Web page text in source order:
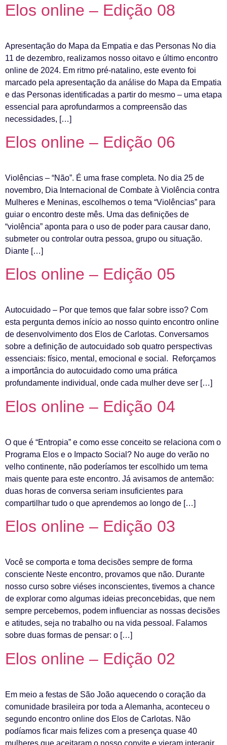
Elos online – Edição 08
Apresentação do Mapa da Empatia e das Personas No dia
11 de dezembro, realizamos nosso oitavo e último encontro
online de 2024. Em ritmo pré-natalino, este evento foi
marcado pela apresentação da análise do Mapa da Empatia
e das Personas identificadas a partir do mesmo – uma etapa
essencial para aprofundarmos a compreensão das
necessidades, […]
Elos online – Edição 06
Violências – “Não”. É uma frase completa. No dia 25 de
novembro, Dia Internacional de Combate à Violência contra
Mulheres e Meninas, escolhemos o tema “Violências” para
guiar o encontro deste mês. Uma das definições de
“violência” aponta para o uso de poder para causar dano,
submeter ou controlar outra pessoa, grupo ou situação.
Diante […]
Elos online – Edição 05
Autocuidado – Por que temos que falar sobre isso? Com
esta pergunta demos início ao nosso quinto encontro online
de desenvolvimento dos Elos de Carlotas. Conversamos
sobre a definição de autocuidado sob quatro perspectivas
essenciais: físico, mental, emocional e social. Reforçamos
a importância do autocuidado como uma prática
profundamente individual, onde cada mulher deve ser […]
Elos online – Edição 04
O que é “Entropia” e como esse conceito se relaciona com o
Programa Elos e o Impacto Social? No auge do verão no
velho continente, não poderíamos ter escolhido um tema
mais quente para este encontro. Já avisamos de antemão:
duas horas de conversa seriam insuficientes para
compartilhar tudo o que aprendemos ao longo de […]
Elos online – Edição 03
Você se comporta e toma decisões sempre de forma
consciente Neste encontro, provamos que não. Durante
nosso curso sobre viéses inconscientes, tivemos a chance
de explorar como algumas ideias preconcebidas, que nem
sempre percebemos, podem influenciar as nossas decisões
e atitudes, seja no trabalho ou na vida pessoal. Falamos
sobre duas formas de pensar: o […]
Elos online – Edição 02
Em meio a festas de São João aquecendo o coração da
comunidade brasileira por toda a Alemanha, aconteceu o
segundo encontro online dos Elos de Carlotas. Não
podíamos ficar mais felizes com a presença quase 40
mulheres que aceitaram o nosso convite e vieram interagir